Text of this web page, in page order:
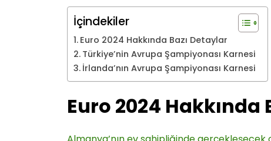
İçindekiler
Euro 2024 Hakkında Bazı Detaylar
Türkiye’nin Avrupa Şampiyonası Karnesi
İrlanda’nın Avrupa Şampiyonası Karnesi
Euro 2024 Hakkında